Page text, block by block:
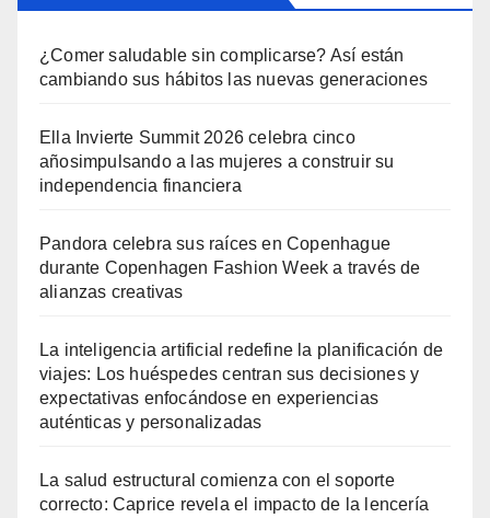
¿Comer saludable sin complicarse? Así están
cambiando sus hábitos las nuevas generaciones
Ella Invierte Summit 2026 celebra cinco
añosimpulsando a las mujeres a construir su
independencia financiera
Pandora celebra sus raíces en Copenhague
durante Copenhagen Fashion Week a través de
alianzas creativas
La inteligencia artificial redefine la planificación de
viajes: Los huéspedes centran sus decisiones y
expectativas enfocándose en experiencias
auténticas y personalizadas
La salud estructural comienza con el soporte
correcto: Caprice revela el impacto de la lencería